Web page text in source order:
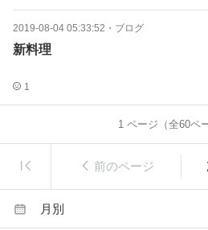
2019-08-04 05:33:52 ・ ブログ
新料理
1
1ページ（全60ペ
前のページ
月別